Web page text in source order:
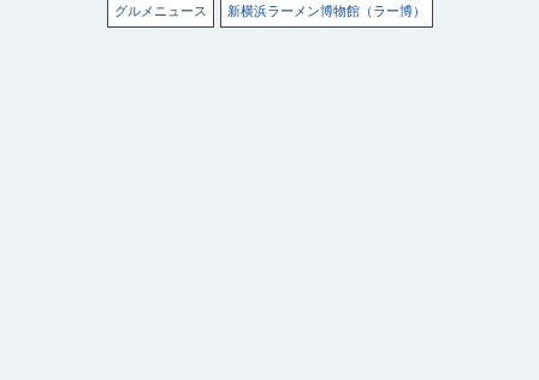
グルメニュース 新横浜ラーメン博物館（ラー博）